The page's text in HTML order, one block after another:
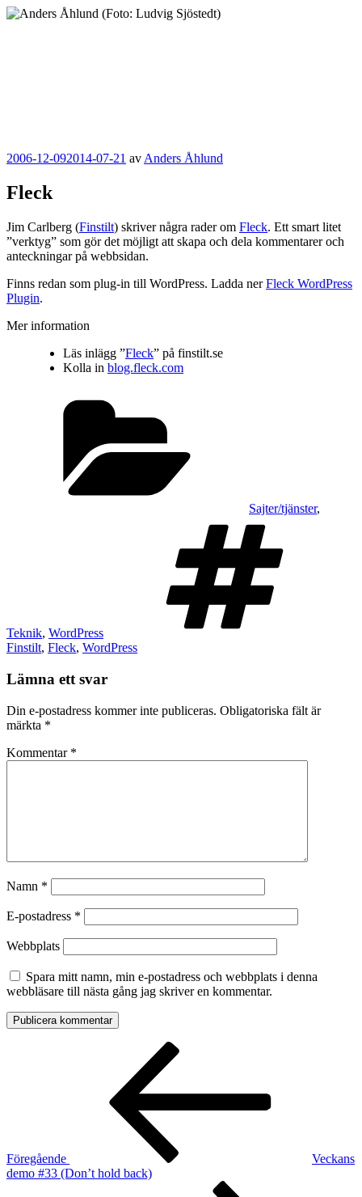
Hoppa
Publicerat
2006-12-092014-07-21 av Anders Åhlund
Fleck
Jim Carlberg (Finstilt) skriver några rader om Fleck. Ett smart litet
”verktyg” som gör det möjligt att skapa och dela kommentarer och
anteckningar på webbsidan.
Finns redan som plug-in till WordPress. Ladda nerFleck WordPress
Plugin.
Mer information
Läs inlägg ”Fleck” på finstilt.se
Kolla in blog.fleck.com
Sajter/tjänster,
Teknik, WordPress
Finstilt, Fleck, WordPress
Lämna ett svar
Din e-postadress kommer inte publiceras. Obligatoriska fält är
märkta *
Kommentar *
Namn *
E-postadress *
Webbplats
Spara mitt namn, min e-postadress och webbplats i denna
webbläsare till nästa gång jag skriver en kommentar.
Inläggsnavigering
Föregående
Veckans
demo #33 (Don’t hold back)